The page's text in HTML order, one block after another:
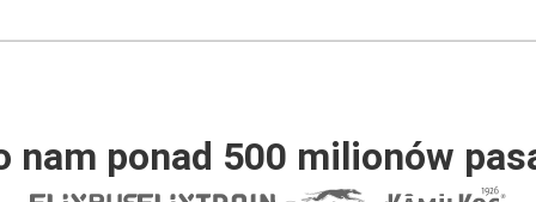
nam ponad 500 milionów